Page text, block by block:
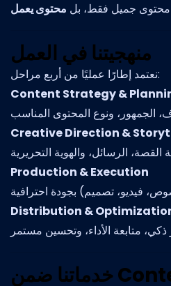
محتوى جميل فقط، بل محتوى يعمل
منهجيتنا في العمل
نعتمد إطارًا عمليًا من أربع مراحل:
Content Strategy &
Creative Direction &
Production & Execution
Distribution &
خدماتنا ضمن Content & Media